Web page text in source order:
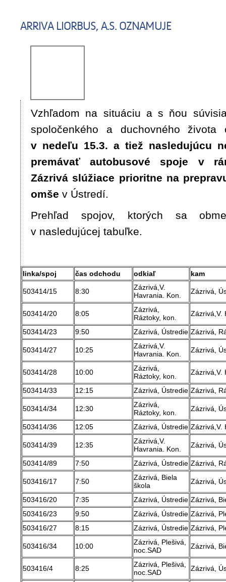
ARRIVA LIORBUS, A.S. OZNAMUJE
Vzhľadom na situáciu a s ňou
spoločenkého a duchovného života
v nedeľu 15.3. a tiež nasledujúcu
premávať autobusové spoje v
Zázrivá slúžiace prioritne na
omše v Ústredí.
Prehľad spojov, ktorých sa
v nasledujúcej tabuľke.
linka/spoj čas odchodu odkiaľ kam
503414/15 8:30
Zázrivá,V.
Havrania. Kon.
Zázrivá,
503414/20 8:05
Zázrivá,
Ráztoky, kon.
Zázrivá,V.
503414/23 9:50 Zázrivá, Ústredie Zázrivá,
503414/27 10:25
Zázrivá,V.
Havrania. Kon.
Zázrivá,
503414/28 10:00
Zázrivá,
Ráztoky, kon.
Zázrivá,V.
503414/33 12:15 Zázrivá, Ústredie Zázrivá,
503414/34 12:30
Zázrivá,
Ráztoky, kon.
Zázrivá,
503414/36 12:05 Zázrivá, Ústredie Zázrivá,V.
503414/39 12:35
Zázrivá,V.
Havrania. Kon.
Zázrivá,
503414/89 7:50 Zázrivá, Ústredie Zázrivá,
503416/17 7:50
Zázrivá, Biela
škola
Zázrivá,
503416/20 7:35 Zázrivá, Ústredie Zázrivá,
503416/23
9:50 Zázrivá, Ústredie Zázrivá,
503416/27
8:15 Zázrivá, Ústredie Zázrivá,
503416/34 10:00
Zázrivá, Plešivá,
noc.SAD
Zázrivá,
503416/4 8:25
Zázrivá, Plešivá,
noc.SAD
Zázrivá,